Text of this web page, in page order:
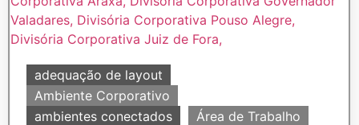
adequação de layout
Ambiente Corporativo
ambientes conectados
Área de Trabalho